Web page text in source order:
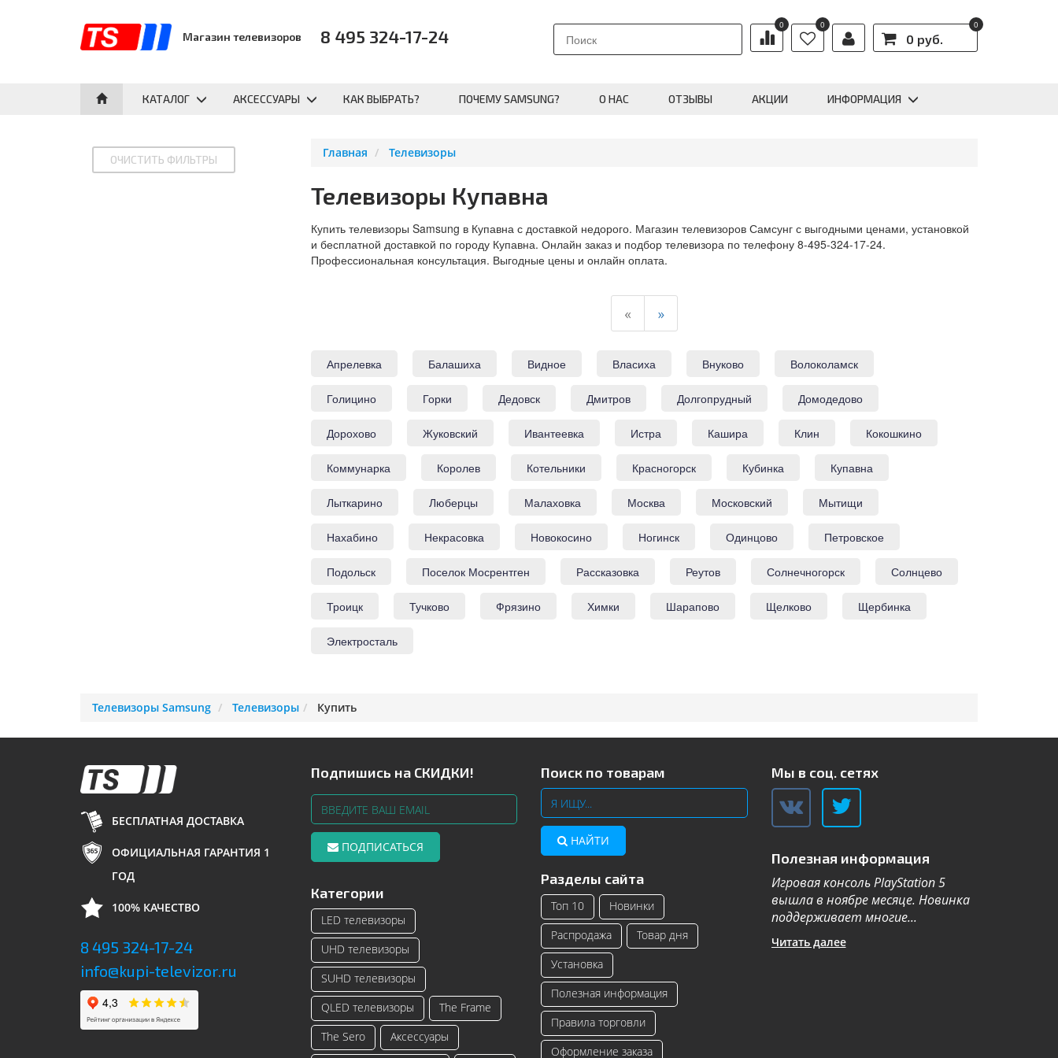
Магазин телевизоров 8 495 324-17-24
0 0
0 руб.
0
КАТАЛОГ АКСЕССУАРЫ КАК ВЫБРАТЬ? ПОЧЕМУ SAMSUNG? О НАС ОТЗЫВЫ АКЦИИ ИНФОРМАЦИЯ
Главная Телевизоры
Телевизоры Купавна
Купить телевизоры Samsung в Купавна с доставкой недорого. Магазин телевизоров Самсунг с выгодными ценами, установкой
и бесплатной доставкой по городу Купавна. Онлайн заказ и подбор телевизора по телефону 8-495-324-17-24.
Профессиональная консультация. Выгодные цены и онлайн оплата.
« »
Апрелевка Балашиха Видное Власиха Внуково Волоколамск
Голицино Горки Дедовск Дмитров Долгопрудный Домодедово
Дорохово Жуковский Ивантеевка Истра Кашира Клин Кокошкино
Коммунарка Королев Котельники Красногорск Кубинка Купавна
Лыткарино Люберцы Малаховка Москва Московский Мытищи
Нахабино Некрасовка Новокосино Ногинск Одинцово Петровское
Подольск Поселок Мосрентген Рассказовка Реутов Солнечногорск Солнцево
Троицк Тучково Фрязино Химки Шарапово Щелково Щербинка
Электросталь
Телевизоры Samsung Телевизоры Купить
БЕСПЛАТНАЯ ДОСТАВКА
ОФИЦИАЛЬНАЯ ГАРАНТИЯ 1
ГОД
100% КАЧЕСТВО
8 495 324-17-24
info@kupi-televizor.ru
Подпишись на СКИДКИ!
ПОДПИСАТЬСЯ
Категории
LED телевизоры
UHD телевизоры
SUHD телевизоры
QLED телевизоры
The Frame
The Sero
Аксессуары
Поиск по товарам
НАЙТИ
Разделы сайта
Топ 10
Новинки
Распродажа
Товар дня
Установка
Полезная информация
Правила торговли
Оформление заказа
Мы в соц. сетях
Полезная информация
Телевизоры Samsung с изогнутым
экраном – инновационные модели
телевизоро...
Читать далее
Читать далее
Игровая консоль PlayStation 5
вышла в ноябре месяце. Новинка
поддерживает многие...
Читать далее